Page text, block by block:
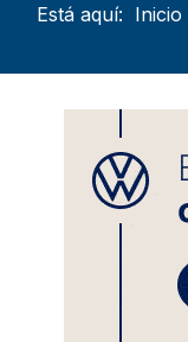
Está aquí: Inicio